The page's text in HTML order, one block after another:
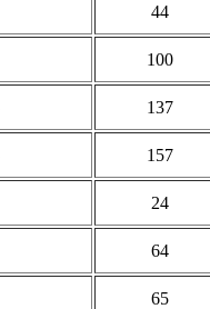
44
100
137
157
24
64
65